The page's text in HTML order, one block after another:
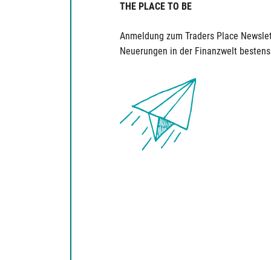
THE PLACE TO BE
Anmeldung zum Traders Place
Neuerungen in der Finanzwelt